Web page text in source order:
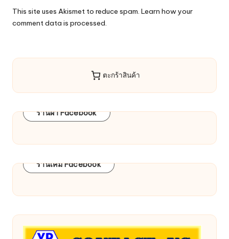
This site uses Akismet to reduce spam. Learn how your
comment data is processed.
ตะกร้าสินค้า
ร้านผ้า Facebook
ร้านเคมี Facebook